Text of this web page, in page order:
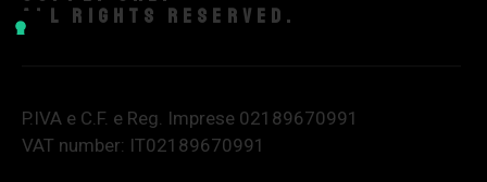
All rights reserved.
P.IVA e C.F. e Reg. Imprese 02189670991
VAT number: IT02189670991